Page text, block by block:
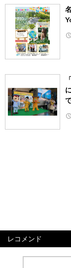
レコメンド